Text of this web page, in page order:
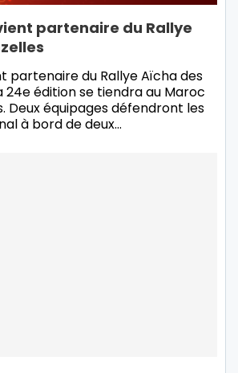
partenaire du Rallye
partenaire du Rallye Aïcha des
24e édition se tiendra au Maroc
Deux équipages défendront les
à bord de deux…